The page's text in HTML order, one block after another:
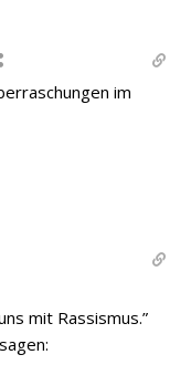
im
mit Rassismus.”